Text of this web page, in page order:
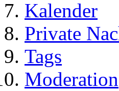
Kalender
Private
Tags
Moderation